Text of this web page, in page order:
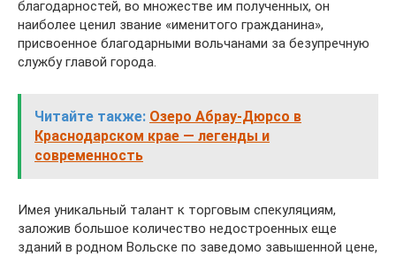
благодарностей, во множестве им полученных, он
наиболее ценил звание «именитого гражданина»,
присвоенное благодарными вольчанами за безупречную
службу главой города.
Читайте также: Озеро Абрау-Дюрсо в
Краснодарском крае — легенды и
современность
Имея уникальный талант к торговым спекуляциям,
заложив большое количество недостроенных еще
зданий в родном Вольске по заведомо завышенной цене,